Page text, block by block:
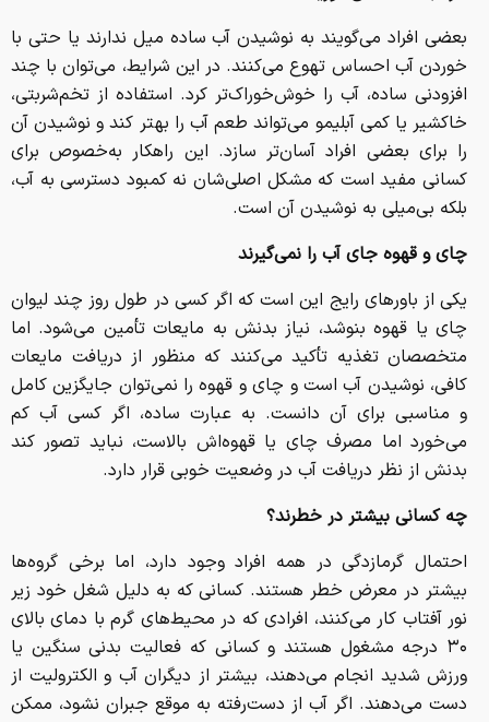
بعضی افراد می‌گویند به نوشیدن آب ساده میل ندارند یا حتی با
خوردن آب احساس تهوع می‌کنند. در این شرایط، می‌توان با چند
افزودنی ساده، آب را خوش‌خوراک‌تر کرد. استفاده از تخم‌شربتی،
خاکشیر یا کمی آبلیمو می‌تواند طعم آب را بهتر کند و نوشیدن آن
را برای بعضی افراد آسان‌تر سازد. این راهکار به‌خصوص برای
کسانی مفید است که مشکل اصلی‌شان نه کمبود دسترسی به آب،
بلکه بی‌میلی به نوشیدن آن است.
چای و قهوه جای آب را نمی‌گیرند
یکی از باورهای رایج این است که اگر کسی در طول روز چند لیوان
چای یا قهوه بنوشد، نیاز بدنش به مایعات تأمین می‌شود. اما
متخصصان تغذیه تأکید می‌کنند که منظور از دریافت مایعات
کافی، نوشیدن آب است و چای و قهوه را نمی‌توان جایگزین کامل
و مناسبی برای آن دانست. به عبارت ساده، اگر کسی آب کم
می‌خورد اما مصرف چای یا قهوه‌اش بالاست، نباید تصور کند
بدنش از نظر دریافت آب در وضعیت خوبی قرار دارد.
چه کسانی بیشتر در خطرند؟
احتمال گرمازدگی در همه افراد وجود دارد، اما برخی گروه‌ها
بیشتر در معرض خطر هستند. کسانی که به دلیل شغل خود زیر
نور آفتاب کار می‌کنند، افرادی که در محیط‌های گرم با دمای بالای
۳۰ درجه مشغول هستند و کسانی که فعالیت بدنی سنگین یا
ورزش شدید انجام می‌دهند، بیشتر از دیگران آب و الکترولیت از
دست می‌دهند. اگر آب از دست‌رفته به موقع جبران نشود، ممکن